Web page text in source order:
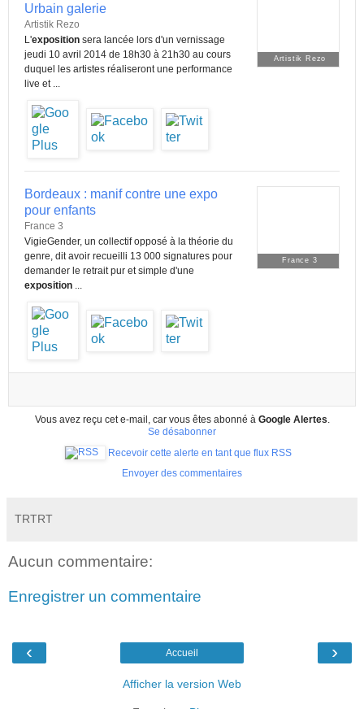
Artistik Rezo
Urbain galerie
Artistik Rezo
L'exposition sera lancée lors d'un vernissage
jeudi 10 avril 2014 de 18h30 à 21h30 au cours
duquel les artistes réaliseront une performance
live et ...
France 3
Bordeaux : manif contre une expo
pour enfants
France 3
VigieGender, un collectif opposé à la théorie du
genre, dit avoir recueilli 13 000 signatures pour
demander le retrait pur et simple d'une
exposition
Vous avez reçu cet e-mail, car vous êtes abonné à Google Alertes
Se désabonner
Recevoir cette alerte en tant que flux RSS
Envoyer des commentaires
TRTRT
Aucun commentaire:
Enregistrer un commentaire
‹ ›
Accueil
Afficher la version Web